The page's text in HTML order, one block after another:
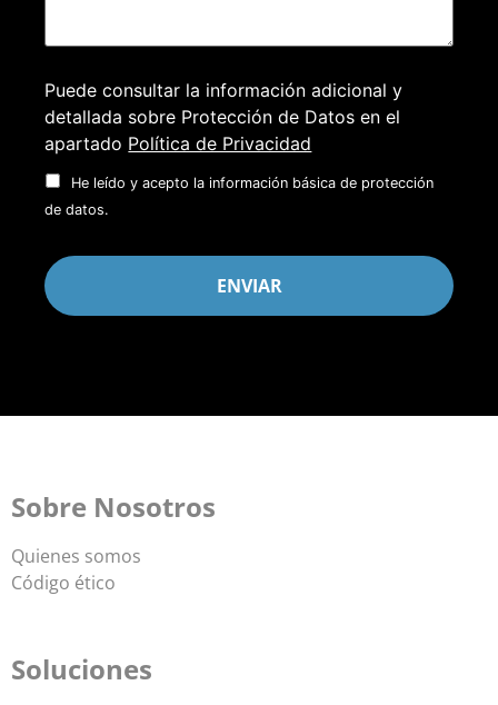
Puede consultar la información adicional y
detallada sobre Protección de Datos en el
apartado Política de Privacidad
He leído y acepto la información básica de protección
de datos.
Sobre Nosotros
Quienes somos
Código ético
Soluciones